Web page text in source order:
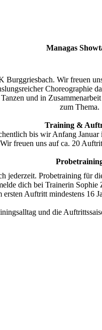
Managas
Wir freuen
und in
zum Thema.
Training &
bis wir Anfang
freuen uns auf ca. 20
jederzeit. Probetraining für
dich bei Trainerin
Auftritt mindestens 16
und die